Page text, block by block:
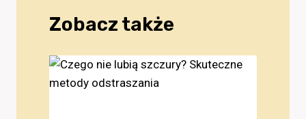
Zobacz także